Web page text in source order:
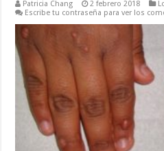
Patricia Chang 2 febrero 2018
Escribe tu contraseña para ver los